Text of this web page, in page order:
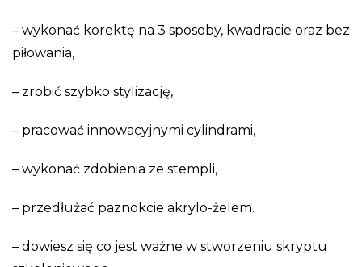
– wykonać korektę na 3 sposoby, kwadracie oraz bez
piłowania,
– zrobić szybko stylizację,
– pracować innowacyjnymi cylindrami,
– wykonać zdobienia ze stempli,
– przedłużać paznokcie akrylo-żelem.
– dowiesz się co jest ważne w stworzeniu skryptu